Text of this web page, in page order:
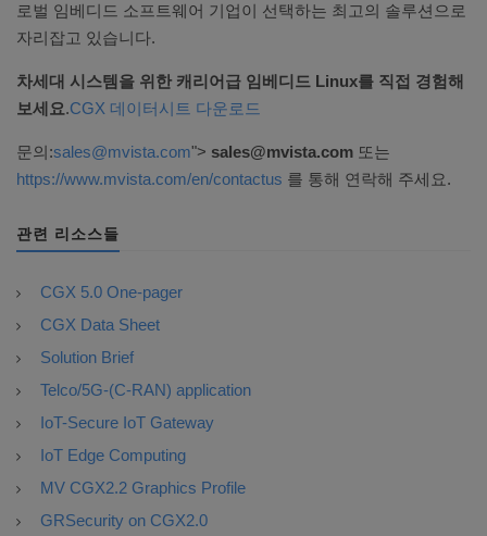
로벌 임베디드 소프트웨어 기업이 선택하는 최고의 솔루션으로
자리잡고 있습니다.
차세대 시스템을 위한 캐리어급 임베디드 Linux를 직접 경험해
보세요.CGX 데이터시트 다운로드
문의:sales@mvista.com"> sales@mvista.com 또는
https://www.mvista.com/en/contactus 를 통해 연락해 주세요.
관련 리소스들
CGX 5.0 One-pager
CGX Data Sheet
Solution Brief
Telco/5G-(C-RAN) application
IoT-Secure IoT Gateway
IoT Edge Computing
MV CGX2.2 Graphics Profile
GRSecurity on CGX2.0